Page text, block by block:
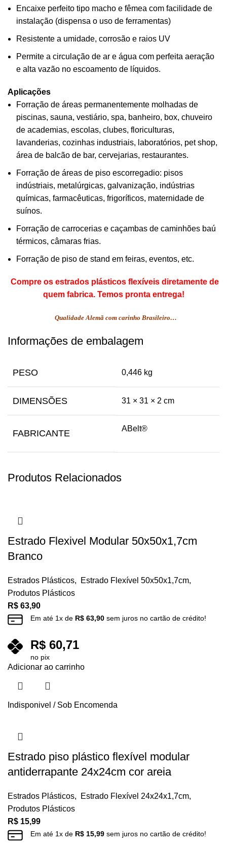
Encaixe perfeito tipo macho e fêmea com facilidade de
instalação (dispensa o uso de ferramentas)
Resistente a umidade, corrosão e raios UV
Permite a circulação de ar e água com perfeita aeração
e alta vazão no escoamento de líquidos.
Aplicações
Forração de áreas permanentemente molhadas de
piscinas, sauna, vestiário, spa, banheiro, box, chuveiro
de academias, escolas, clubes, floriculturas,
lavanderias, cozinhas industriais, laboratórios, pet shop,
área de balcão de bar, cervejarias, restaurantes.
Forração de áreas de piso escorregadio: pisos
indústriais, metalúrgicas, galvanização, indústrias
químicas, farmacêuticas, frigoríficos, maternidade de
suínos.
Forração de carrocerias e caçambas de caminhões baú
térmicos, câmaras frias.
Forração de piso de stand em feiras, eventos, etc.
Compre os estrados plásticos flexíveis diretamente de
quem fabrica. Temos pronta entrega!
Qualidade Alemã com carinho Brasileiro…
Informações de embalagem
PESO 0,446 kg
DIMENSÕES 31 × 31 × 2 cm
FABRICANTE ABelt®
Produtos Relacionados
Estrado Flexivel Modular 50x50x1,7cm
Branco
Estrados Plásticos, Estrado Flexível 50x50x1,7cm,
Produtos Plásticos
R$ 63,90
Em até 1x de R$ 63,90 sem juros no cartão de crédito!
R$ 60,71
no pix
Adicionar ao carrinho
Indisponivel / Sob Encomenda
Estrado piso plástico flexível modular
antiderrapante 24x24cm cor areia
Estrados Plásticos, Estrado Flexível 24x24x1,7cm,
Produtos Plásticos
R$ 15,99
Em até 1x de R$ 15,99 sem juros no cartão de crédito!